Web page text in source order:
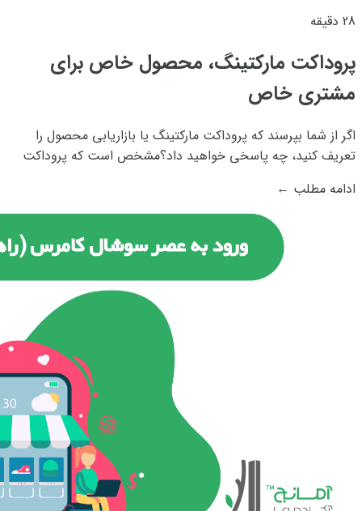
28 دقیقه
پروداکت مارکتینگ، محصول خاص برای
مشتری خاص
اگر از شما بپرسند که پروداکت مارکتینگ یا بازاریابی محصول را
تعریف کنید، چه پاسخی خواهید داد؟مشخص است که پروداکت
مارکتینگ هر فرآیندی است که ما در راستای جذب مشتری و افزایش
فروش محصول یا خدمات انجام می...
ادامه مطلب ←